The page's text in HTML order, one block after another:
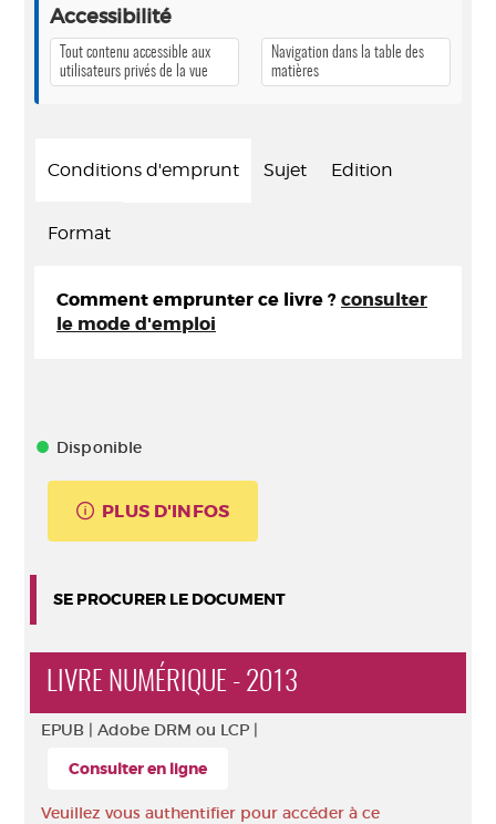
Accessibilité
Tout contenu accessible aux
utilisateurs privés de la vue
Navigation dans la table des
matières
Conditions d'emprunt Sujet Edition
Format
Comment emprunter ce livre ? consulter
le mode d'emploi
Disponible
PLUS D'INFOS
SE PROCURER LE DOCUMENT
LIVRE NUMÉRIQUE - 2013
EPUB | Adobe DRM ou LCP |
Consulter en ligne
Veuillez vous authentifier pour accéder à ce